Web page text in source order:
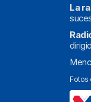
La
Fotos